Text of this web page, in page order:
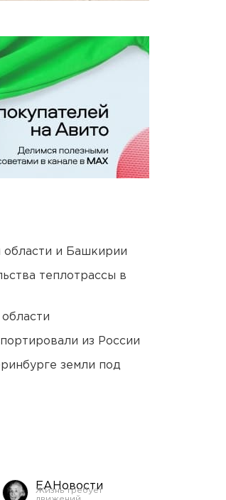
области и Башкирии
теплотрассы в
из России
земли под
ЕАНовости